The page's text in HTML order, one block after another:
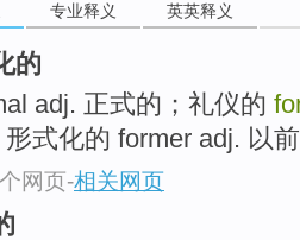
专业释义 英英释义
的
adj. 正式的；礼仪的
式化的 former adj. 以
网页-相关网页